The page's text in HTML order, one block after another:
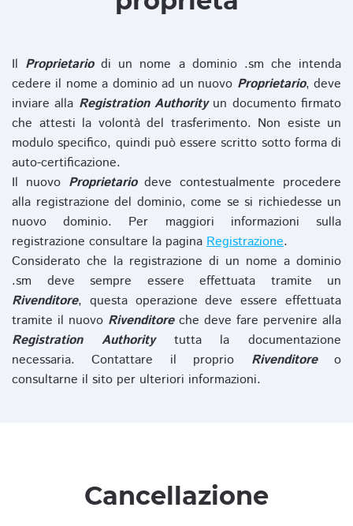
Il Proprietariodi un nome a dominio .sm che intenda
cedere il nome a dominio ad un nuovo Proprietario, deve
inviare alla Registration Authorityun documento firmato
che attesti la volontà del trasferimento. Non esiste un
modulo specifico, quindi può essere scritto sotto forma di
auto-certificazione.
Il nuovo Proprietariodeve contestualmente procedere
alla registrazione del dominio, come se si richiedesse un
nuovo dominio. Per maggiori informazioni sulla
registrazione consultare la pagina Registrazione.
Considerato che la registrazione di un nome a dominio
.sm deve sempre essere effettuata tramite un
Rivenditore, questa operazione deve essere effettuata
tramite il nuovo Rivenditoreche deve fare pervenire alla
Registration Authoritytutta la documentazione
necessaria. Contattare il proprio Rivenditoreo
consultarne il sito per ulteriori informazioni.
Cancellazione